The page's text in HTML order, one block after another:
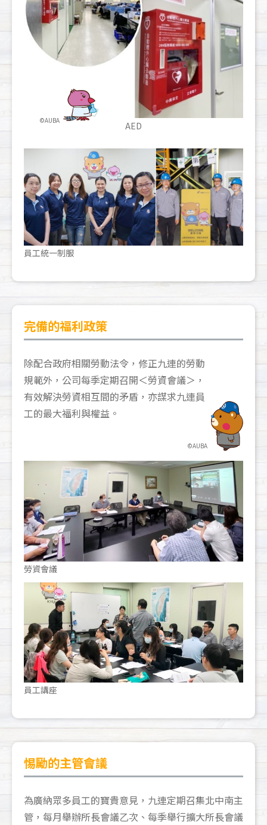
AED
員工統一制服
完備的福利政策
除配合政府相關勞動法令，修正九連的勞動
規範外，公司每季定期召開＜勞資會議＞，
有效解決勞資相互間的矛盾，亦謀求九連員
工的最大福利與權益。
勞資會議
員工講座
惕勵的主管會議
為廣納眾多員工的寶貴意見，九連定期召集北中南主
管，每月舉辦所長會議乙次、每季舉行擴大所長會議